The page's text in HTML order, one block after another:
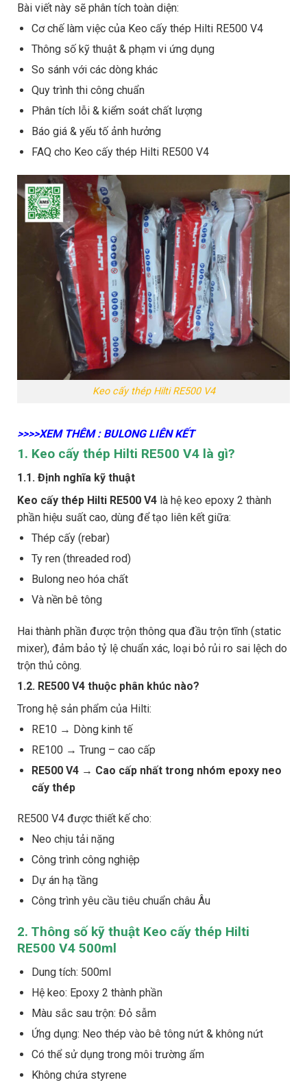
Bài viết này sẽ phân tích toàn diện:
Cơ chế làm việc của Keo cấy thép Hilti RE500 V4
Thông số kỹ thuật & phạm vi ứng dụng
So sánh với các dòng khác
Quy trình thi công chuẩn
Phân tích lỗi & kiểm soát chất lượng
Báo giá & yếu tố ảnh hưởng
FAQ cho Keo cấy thép Hilti RE500 V4
Keo cấy thép Hilti RE500 V4
>>>>XEM THÊM : BULONG LIÊN KẾT
1. Keo cấy thép Hilti RE500 V4 là gì?
1.1. Định nghĩa kỹ thuật
Keo cấy thép Hilti RE500 V4 là hệ keo epoxy 2 thành
phần hiệu suất cao, dùng để tạo liên kết giữa:
Thép cấy (rebar)
Ty ren (threaded rod)
Bulong neo hóa chất
Và nền bê tông
Hai thành phần được trộn thông qua đầu trộn tĩnh (static
mixer), đảm bảo tỷ lệ chuẩn xác, loại bỏ rủi ro sai lệch do
trộn thủ công.
1.2. RE500 V4 thuộc phân khúc nào?
Trong hệ sản phẩm của Hilti:
RE10 → Dòng kinh tế
RE100 → Trung – cao cấp
RE500 V4 → Cao cấp nhất trong nhóm epoxy neo
cấy thép
RE500 V4 được thiết kế cho:
Neo chịu tải nặng
Công trình công nghiệp
Dự án hạ tầng
Công trình yêu cầu tiêu chuẩn châu Âu
2. Thông số kỹ thuật Keo cấy thép Hilti
RE500 V4 500ml
Dung tích: 500ml
Hệ keo: Epoxy 2 thành phần
Màu sắc sau trộn: Đỏ sẫm
Ứng dụng: Neo thép vào bê tông nứt & không nứt
Có thể sử dụng trong môi trường ẩm
Không chứa styrene